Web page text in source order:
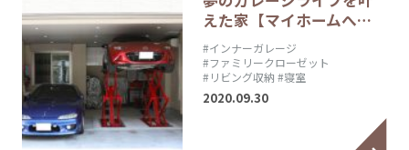
えた家【マイホームへ…
#インナーガレージ
#ファミリークローゼット
#リビング収納 #寝室
2020.09.30